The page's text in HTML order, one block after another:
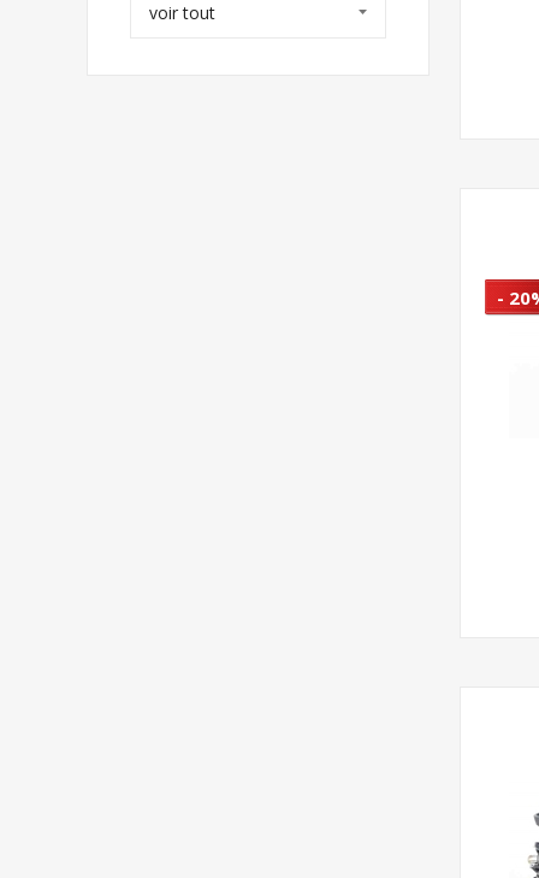
-
voir tout